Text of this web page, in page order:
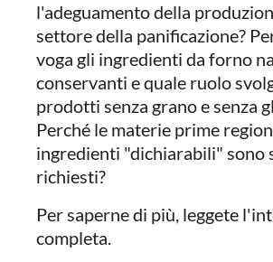
l'adeguamento della
settore della panificazione?
voga gli ingredienti da forno
conservanti e quale ruolo
prodotti senza grano e senza
Perché le materie prime
ingredienti "dichiarabili" sono
richiesti?
Per saperne di più, leggete
completa.